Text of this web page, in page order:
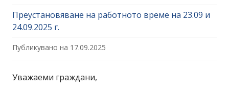
Преустановяване на работното време на 23.09 и
24.09.2025 г.
Публикувано на 17.09.2025
Уважаеми граждани,